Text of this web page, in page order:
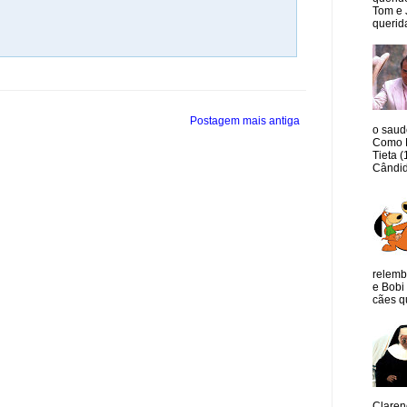
Postagem mais antiga
Tom e
o
Como
Tieta
e Bobi
cães